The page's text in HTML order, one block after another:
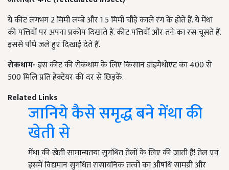
ये कीट लगभग 2 मिमी लम्बे और 1.5 मिमी चौड़े काले रंग के होते हैं. ये मेंथा
की पत्तियों पर अपना प्रकोप दिखाते हैं. कीट पत्तियों और तने का रस चूसते हैं.
इससे पौधे जले हुए दिखाई देते हैं.
रोकथाम-इस कीट की रोकथाम के लिए किसान डाइमेथोएट का 400 से
500 मिलि प्रति हेक्टेयर की दर से छिड़कें.
Related Links
जानिये कैसे समृद्ध बने मेंथा की
खेती से
मेंथा की खेती सामान्यतया सुगंधित तेलों के लिए की जाती है! तेल एवं
इसमें विद्यमान सुगंधित रासायनिक तत्वों का औषधि सामग्री और